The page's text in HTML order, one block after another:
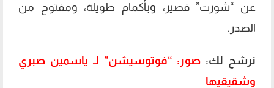
عن “شورت” قصير، وبأكمام طويلة، ومفتوح من
الصدر.
نرشح لك: صور: “فوتوسيشن” لـ ياسمين صبري
وشقيقيها